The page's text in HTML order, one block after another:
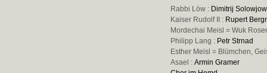
Rabbi Löw : Dimitrij Solowjow
Kaiser Rudolf II : Rupert
Mordechai Meisl = Wuk
Philipp Lang : Petr Strnad
Esther Meisl = Blümchen,
Asael :Armin Gramer